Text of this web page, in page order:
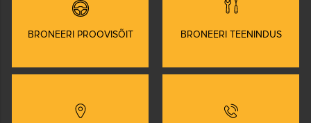
BRONEERI PROOVISÕIT BRONEERI TEENINDUS